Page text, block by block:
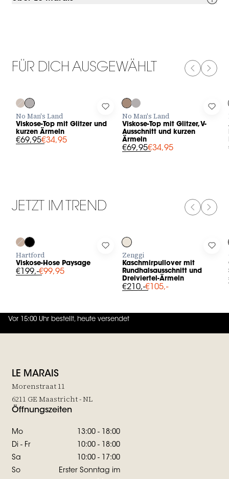
FÜR DICH AUSGEWÄHLT
in to add Viskose-Top mit Glitzer und kurzen Ärmeln to
No Man's Land
Viskose-Top mit Glitzer und
kurzen Ärmeln
€69,95€34,95
Log in to add Viskose-Top mit
No Man's Land
Viskose-Top mit Glitzer, V-
Ausschnitt und kurzen
Ärmeln
€69,95€34,95
Log
JETZT IM TREND
in to add Viskose-Hose Paysage to your wishlist
Hartford
Viskose-Hose Paysage
€199,-€99,95
Log in to add Kaschmirpullover
Zenggi
Kaschmirpullover mit
Rundhalsausschnitt und
Dreiviertel-Ärmeln
€210,-€105,-
Log
Vor 15:00 Uhr bestellt, heute versendet
4.7 von5 (130 Bewertungen
LE MARAIS
Morenstraat 11
6211 GE Maastricht - NL
Öffnungszeiten
Mo
13:00 - 18:00
Di - Fr
10:00 - 18:00
Sa
10:00 - 17:00
So
Erster Sonntag im